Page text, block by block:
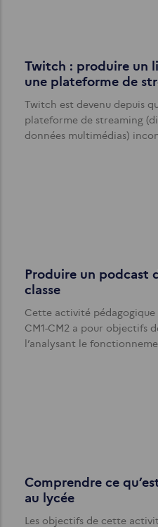
Twitch : produire un
une plateforme de
Twitch est devenu depuis
plateforme de streaming
données multimédias)
Produire un podcast
classe
Cette activité pédagogique
CM1-CM2 a pour objectifs
l’analysant le
Comprendre ce
au lycée
Les objectifs de cette